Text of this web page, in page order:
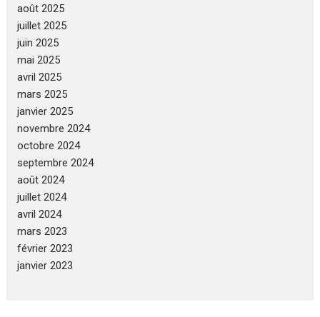
août 2025
juillet 2025
juin 2025
mai 2025
avril 2025
mars 2025
janvier 2025
novembre 2024
octobre 2024
septembre 2024
août 2024
juillet 2024
avril 2024
mars 2023
février 2023
janvier 2023